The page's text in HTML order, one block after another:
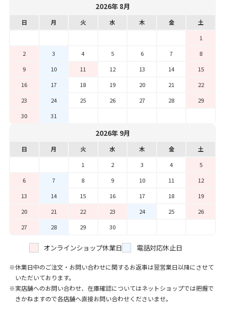
2026年 8月
日 月 火 水 木 金
土
1
2
3 4 5 6 7
8
9
10 11 12 13 14
15
16
17 18 19 20 21
22
23
24 25 26 27 28
29
30
31
2026年 9月
日 月 火 水 木 金
土
1
2 3 4
5
6
7 8 9 10 11
12
13
14 15 16 17 18
19
20
21 22 23 24 25
26
27
28 29 30
オンラインショップ休業日 電話対応休止日
休業日中のご注文・お問い合わせに関するお返事は翌営業日以降にさせて
いただいております。
実店舗へのお問い合わせ、在庫確認についてはネットショップでは把握で
きかねますので各店舗へ直接お問い合わせくださいませ。